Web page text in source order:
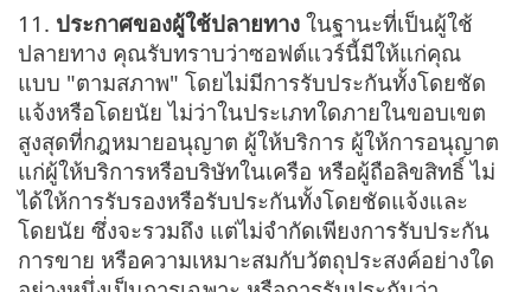
11. ประกาศของผู้ใช้ปลายทาง ในฐานะที่เป็นผู้ใช้
ปลายทาง คุณรับทราบว่าซอฟต์แวร์นี้มีให้แก่คุณ
แบบ "ตามสภาพ" โดยไม่มีการรับประกันทั้งโดยชัด
แจ้งหรือโดยนัย ไม่ว่าในประเภทใดภายในขอบเขต
สูงสุดที่กฎหมายอนุญาต ผู้ให้บริการ ผู้ให้การอนุญาต
แก่ผู้ให้บริการหรือบริษัทในเครือ หรือผู้ถือลิขสิทธิ์ ไม่
ได้ให้การรับรองหรือรับประกันทั้งโดยชัดแจ้งและ
โดยนัย ซึ่งจะรวมถึง แต่ไม่จำกัดเพียงการรับประกัน
การขาย หรือความเหมาะสมกับวัตถุประสงค์อย่างใด